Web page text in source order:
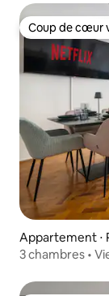
Coup de cœur
Coup de cœur
Appartement ⋅
3 chambres •